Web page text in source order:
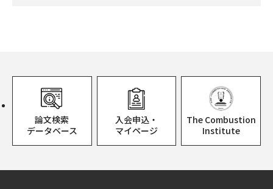
論文検索
データベース
入会申込・
マイページ
The Combustion
Institute